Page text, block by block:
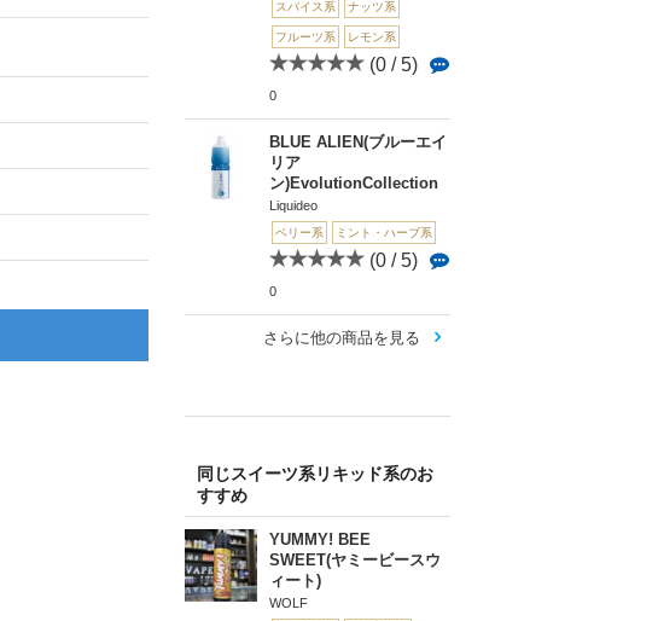
スパイス系 ナッツ系
フルーツ系 レモン系
(0 / 5)
0
BLUE ALIEN(ブルーエイ
リア
ン)EvolutionCollection
Liquideo
ベリー系 ミント・ハーブ系
(0 / 5)
0
さらに他の商品を見る
同じスイーツ系リキッド系のお
すすめ
YUMMY! BEE
SWEET(ヤミービースウ
ィート)
WOLF